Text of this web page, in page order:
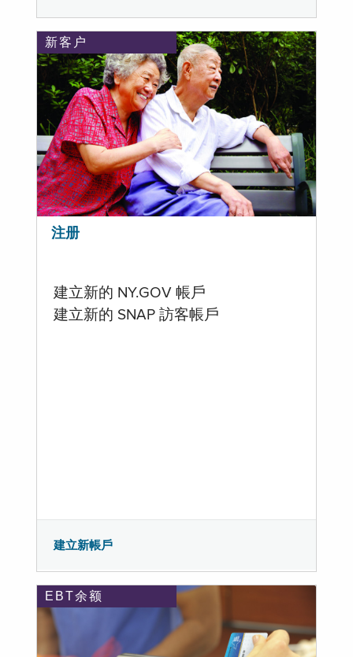
新客户
注册
建立新的 NY.GOV 帳戶
建立新的 SNAP 訪客帳戶
建立新帳戶
EBT余额